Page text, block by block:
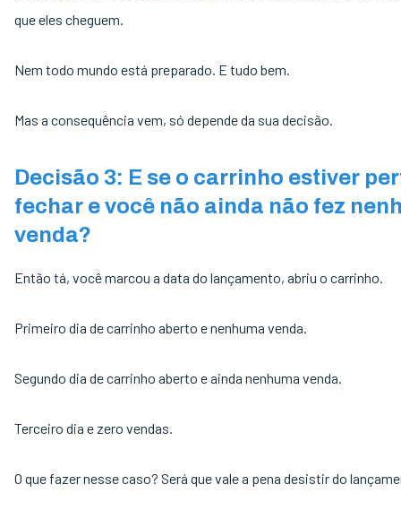
que eles cheguem.
Nem todo mundo está preparado. E tudo bem.
Mas a consequência vem, só depende da sua decisão.
Decisão 3: E se o carrinho estiver
fechar e você não ainda não fez
venda?
Então tá, você marcou a data do lançamento, abriu o carrinho.
Primeiro dia de carrinho aberto e nenhuma venda.
Segundo dia de carrinho aberto e ainda nenhuma venda.
Terceiro dia e zero vendas.
O que fazer nesse caso? Será que vale a pena desistir do